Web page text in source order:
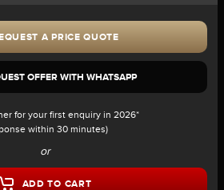
A PRICE QUOTE
OFFER WITH WHATSAPP
for your first enquiry in 2026*
within 30 minutes)
or
ADD TO CART